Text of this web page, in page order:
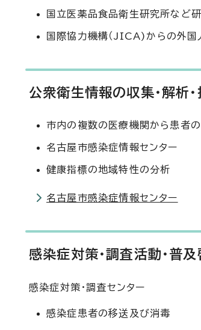
国立医薬品食品衛生研究所など
国際協力機構（JICA)からの外
公衆衛生情報の収集・解析
市内の複数の医療機関から患者
名古屋市感染症情報センター
健康指標の地域特性の分析
名古屋市感染症情報センター
感染症対策・調査活動・普
感染症対策・調査センター
感染症患者の移送及び消毒